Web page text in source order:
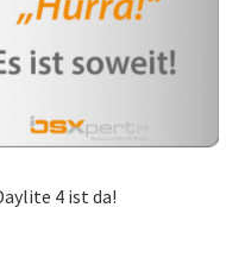
4 ist da!